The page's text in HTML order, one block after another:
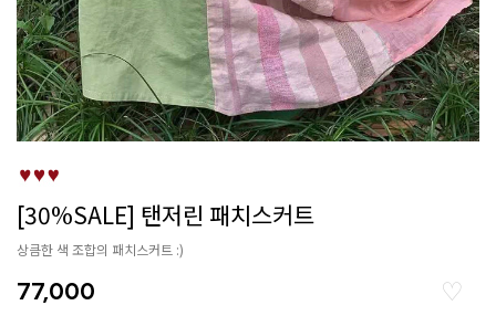
[30%SALE] 탠저린 패치스커트
상큼한 색 조합의 패치스커트 :)
77,000